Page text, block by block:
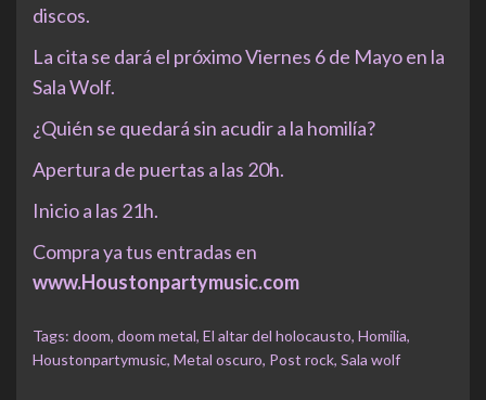
discos.
La cita se dará el próximo Viernes 6 de Mayo en la
Sala Wolf.
¿Quién se quedará sin acudir a la homilía?
Apertura de puertas a las 20h.
Inicio a las 21h.
Compra ya tus entradas en
www.Houstonpartymusic.com
Tags: doom, doom metal, El altar del holocausto, Homilia,
Houstonpartymusic, Metal oscuro, Post rock, Sala wolf